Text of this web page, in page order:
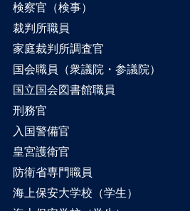
検察官（検事）
裁判所職員
家庭裁判所調査官
国会職員（衆議院・参議院）
国立国会図書館職員
刑務官
入国警備官
皇宮護衛官
防衛省専門職員
海上保安大学校（学生）